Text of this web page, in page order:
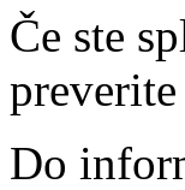
Če ste
Do